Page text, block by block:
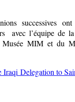
successives
avec l’équipe de
MIM et du
Delegation to